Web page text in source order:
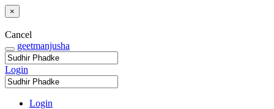
×
Cancel
geetmanjusha
Login
Login